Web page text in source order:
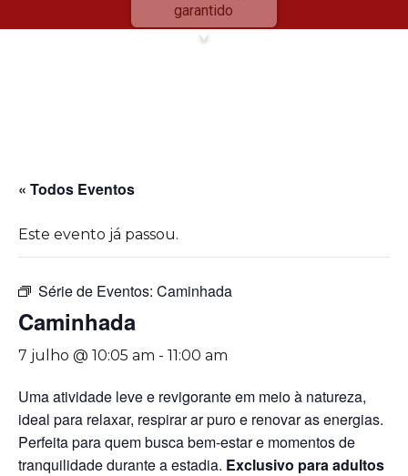
« Todos Eventos
Este evento já passou.
Série de Eventos: Caminhada
Caminhada
7 julho @ 10:05 am - 11:00 am
Uma atividade leve e revigorante em meio à natureza,
ideal para relaxar, respirar ar puro e renovar as energias.
Perfeita para quem busca bem-estar e momentos de
tranquilidade durante a estadia. Exclusivo para adultos
garantido
▼